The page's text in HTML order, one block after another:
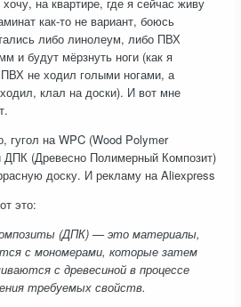
на квартире, где я сейчас живу
как-то не вариант, боюсь
либо линолеум, либо ПВХ
и будут мёрзнуть ноги (как я
не ходил голыми ногами, а
клал на доски). И вот мне
на WPC (Wood Polymer
ДПК (Древесно Полимерный Композит)
доску. И рекламу на Aliexpress
это:
(ДПК) — это материалы,
с мономерами, которые затем
с древесиной в процессе
требуемых свойств.